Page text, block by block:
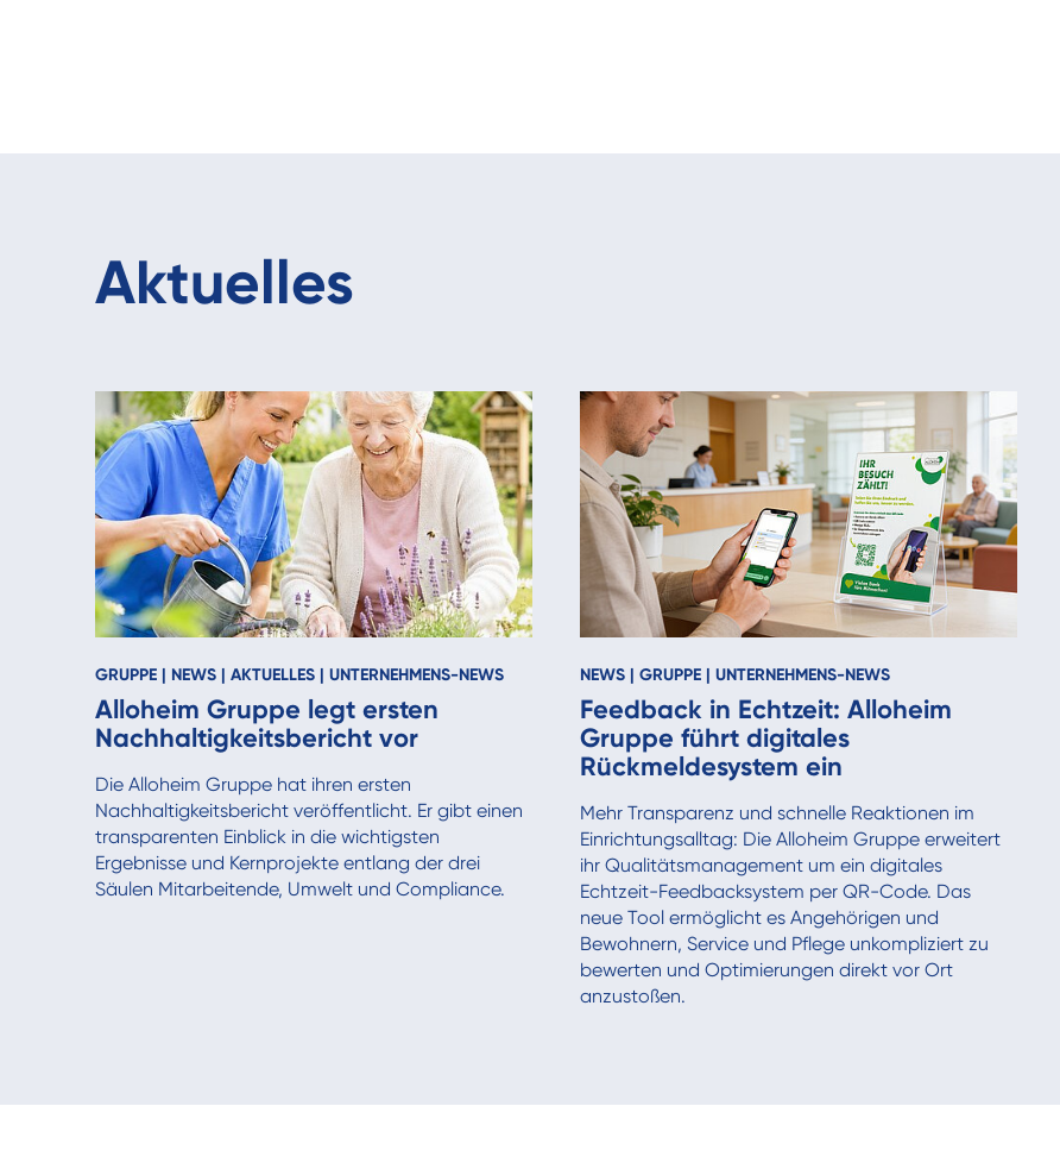
Aktuelles
GRUPPE | NEWS | AKTUELLES | UNTERNEHMENS-NEWS
Alloheim Gruppe legt ersten
Nachhaltigkeitsbericht vor
Die Alloheim Gruppe hat ihren ersten
Nachhaltigkeitsbericht veröffentlicht. Er gibt einen
transparenten Einblick in die wichtigsten
Ergebnisse und Kernprojekte entlang der drei
Säulen Mitarbeitende, Umwelt und Compliance.
NEWS | GRUPPE | UNTERNEHMENS-NEWS
Feedback in Echtzeit: Alloheim
Gruppe führt digitales
Rückmeldesystem ein
Mehr Transparenz und schnelle Reaktionen im
Einrichtungsalltag: Die Alloheim Gruppe erweitert
ihr Qualitätsmanagement um ein digitales
Echtzeit-Feedbacksystem per QR-Code. Das
neue Tool ermöglicht es Angehörigen und
Bewohnern, Service und Pflege unkompliziert zu
bewerten und Optimierungen direkt vor Ort
anzustoßen.